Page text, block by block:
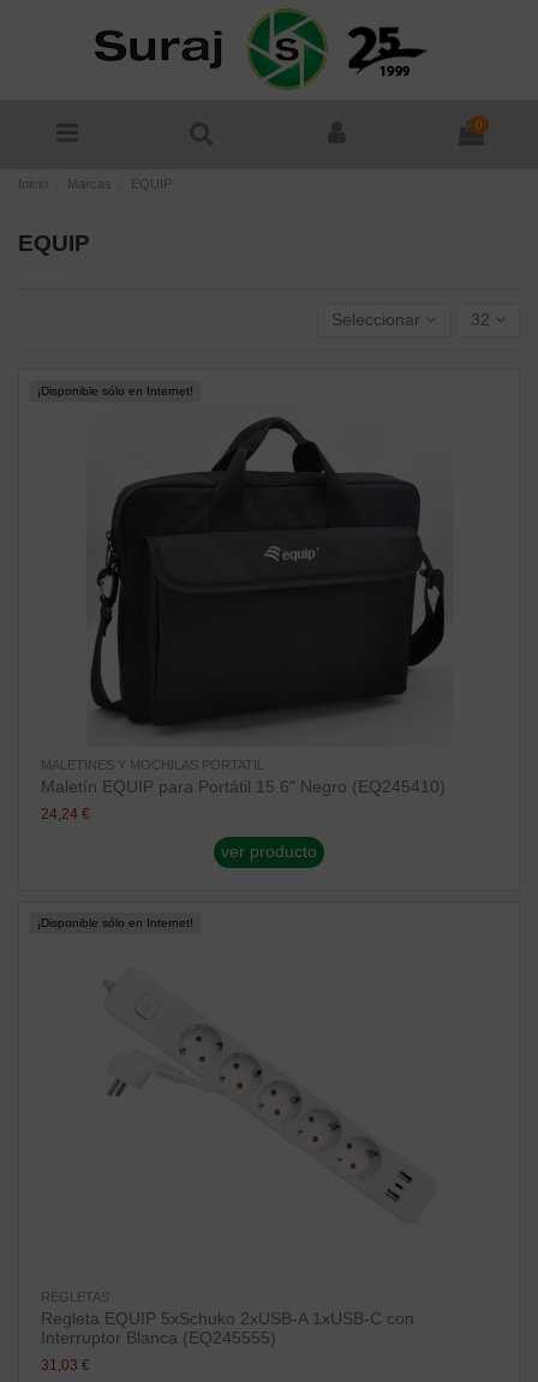
0
Inicio Marcas EQUIP
EQUIP
Seleccionar 32
¡Disponible sólo en Internet!
MALETINES Y MOCHILAS PORTATIL
Maletín EQUIP para Portátil 15.6" Negro (EQ245410)
24,24 €
ver producto
¡Disponible sólo en Internet!
REGLETAS
Regleta EQUIP 5xSchuko 2xUSB-A 1xUSB-C con
Interruptor Blanca (EQ245555)
31,03 €